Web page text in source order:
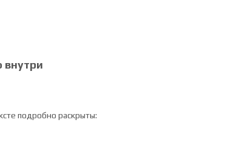
внутри
подробно раскрыты: